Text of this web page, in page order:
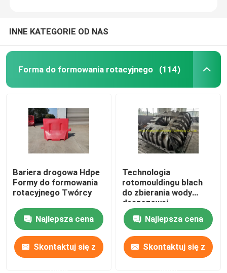
INNE KATEGORIE OD NAS
Forma do formowania rotacyjnego (114)
Bariera drogowa Hdpe
Formy do formowania
rotacyjnego Twórcy
Najlepsza cena
Skontaktuj się z
Technologia
rotomouldingu blach
do zbierania wody
deszczowej
Najlepsza cena
Skontaktuj się z